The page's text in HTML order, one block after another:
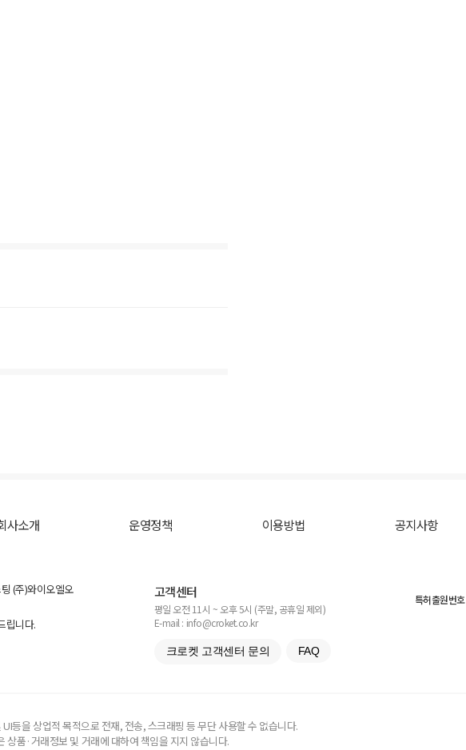
사소개 운영정책 이용방법 공지사항
(주)와이오엘오
립니다.
고객센터
평일 오전 11시 ~ 오후 5시 (주말, 공휴일 제외)
E-mail : info@croket.co.kr
크로켓 고객센터 문의 FAQ
특허출원번호
등을 상업적 목적으로 전재, 전송, 스크래핑 등 무단 사용할 수 없습니다.
품·거래정보 및 거래에 대하여 책임을 지지 않습니다.